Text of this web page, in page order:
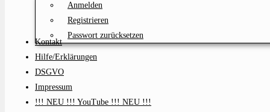
Anmelden
Registrieren
Passwort zurücksetzen
Kontakt
Hilfe/Erklärungen
DSGVO
Impressum
!!! NEU !!! YouTube !!! NEU !!!